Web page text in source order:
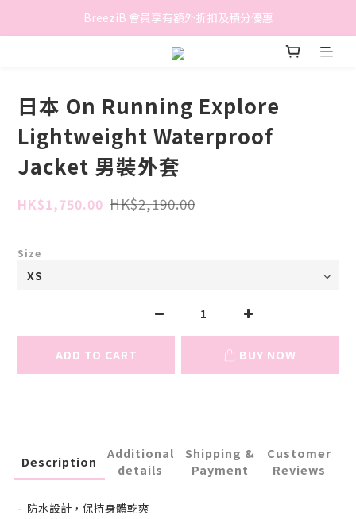
香港地區滿$500免費送貨 (離島區及偏遠地區除外)
BreeziB 會員享有額外折扣及積分優惠
香港地區滿$500免費送貨 (離島區及偏遠地區除外)
日本 On Running Explore
Lightweight Waterproof
Jacket 男裝外套
HK$1,750.00 HK$2,190.00
Size
ADD TO CART BUY NOW
Description
Additional
details
Shipping &
Payment
Customer
Reviews
- 防水設計，保持身體乾爽